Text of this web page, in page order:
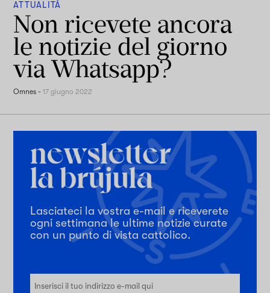
ATTUALITÀ
Non ricevete ancora
le notizie del giorno
via Whatsapp?
Omnes -17 giugno 2022
Lasciateci la vostra e-mail e riceverete
ogni settimana le ultime notizie curate
con un punto di vista cattolico.